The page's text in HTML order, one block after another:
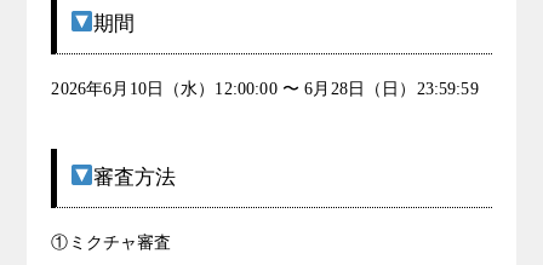
期間
2026年6月10日（水）12:00:00 〜 6月28日（日）23:59:59
審査方法
①ミクチャ審査